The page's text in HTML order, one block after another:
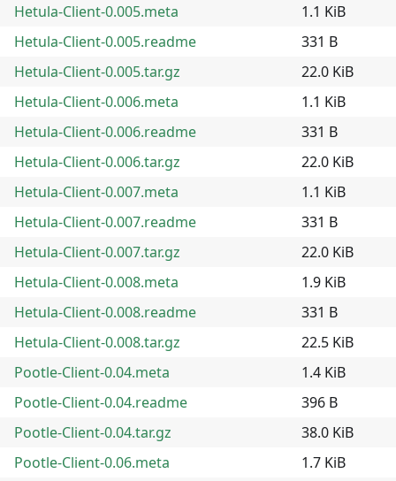
Hetula-Client-0.005.meta
1.1 KiB
Hetula-Client-0.005.readme
331 B
Hetula-Client-0.005.tar.gz
22.0 KiB
Hetula-Client-0.006.meta
1.1 KiB
Hetula-Client-0.006.readme
331 B
Hetula-Client-0.006.tar.gz
22.0 KiB
Hetula-Client-0.007.meta
1.1 KiB
Hetula-Client-0.007.readme
331 B
Hetula-Client-0.007.tar.gz
22.0 KiB
Hetula-Client-0.008.meta
1.9 KiB
Hetula-Client-0.008.readme
331 B
Hetula-Client-0.008.tar.gz
22.5 KiB
Pootle-Client-0.04.meta
1.4 KiB
Pootle-Client-0.04.readme
396 B
Pootle-Client-0.04.tar.gz
38.0 KiB
Pootle-Client-0.06.meta
1.7 KiB